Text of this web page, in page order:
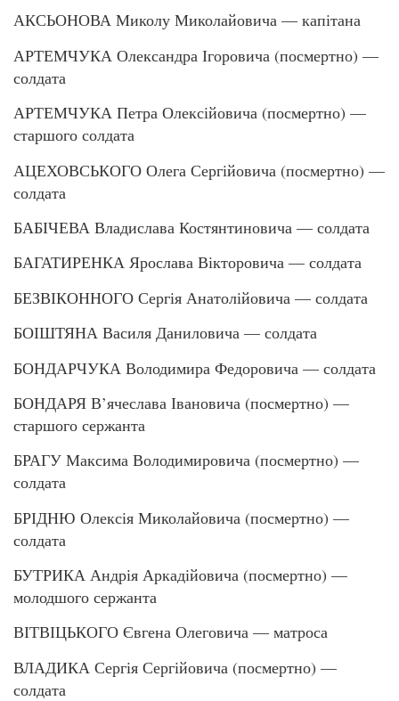
АКСЬОНОВА Миколу Миколайовича — капітана
АРТЕМЧУКА Олександра Ігоровича (посмертно) —
солдата
АРТЕМЧУКА Петра Олексійовича (посмертно) —
старшого солдата
АЦЕХОВСЬКОГО Олега Сергійовича (посмертно) —
солдата
БАБІЧЕВА Владислава Костянтиновича — солдата
БАГАТИРЕНКА Ярослава Вікторовича — солдата
БЕЗВІКОННОГО Сергія Анатолійовича — солдата
БОІШТЯНА Василя Даниловича — солдата
БОНДАРЧУКА Володимира Федоровича — солдата
БОНДАРЯ В’ячеслава Івановича (посмертно) —
старшого сержанта
БРАГУ Максима Володимировича (посмертно) —
солдата
БРІДНЮ Олексія Миколайовича (посмертно) —
солдата
БУТРИКА Андрія Аркадійовича (посмертно) —
молодшого сержанта
ВІТВІЦЬКОГО Євгена Олеговича — матроса
ВЛАДИКА Сергія Сергійовича (посмертно) —
солдата